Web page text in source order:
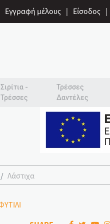
Εγγραφή μέλους | Είσοδος |
Σιρίτια -
Τρέσσες
Τρέσσες
Δαντέλες
Λάστιχα